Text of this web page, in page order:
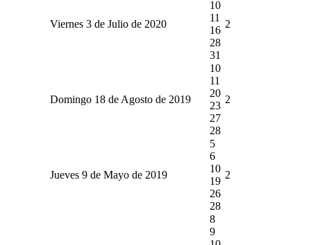
Viernes 3 de Julio de 2020
10
11
16
28
31
2
Domingo 18 de Agosto de 2019
10
11
20
23
27
28
2
Jueves 9 de Mayo de 2019
5
6
10
19
26
28
2
8
9